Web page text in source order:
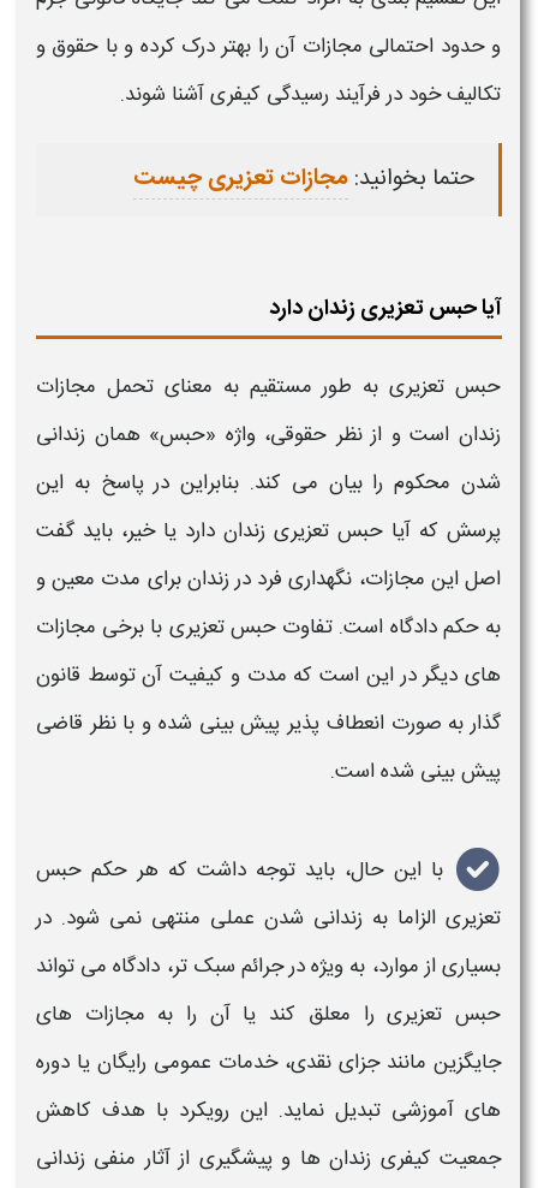
و حدود احتمالی مجازات آن را بهتر درک کرده و با حقوق و
تکالیف خود در فرآیند رسیدگی کیفری آشنا شوند.
حتما بخوانید:مجازات تعزیری چیست
آیا حبس تعزیری زندان دارد
حبس تعزیری به طور مستقیم به معنای تحمل مجازات
زندان است و از نظر حقوقی، واژه «حبس» همان زندانی
شدن محکوم را بیان می کند. بنابراین در پاسخ به این
پرسش که آیا حبس تعزیری زندان دارد یا خیر، باید گفت
اصل این مجازات، نگهداری فرد درزندانبرای مدت معین و
به حکم دادگاه است. تفاوت حبس تعزیری با برخی مجازات
های دیگر در این است که مدت و کیفیت آن توسط قانون
گذار به صورت انعطاف پذیر پیش بینی شده و با نظر قاضی
پیش بینی شده است.
با این حال، باید توجه داشت که هر حکم حبس
تعزیری الزاما به زندانی شدن عملی منتهی نمی شود. در
بسیاری از موارد، به ویژه در جرائم سبک تر، دادگاه می تواند
حبس تعزیری را معلق کند یا آن را به مجازات های
جایگزین مانند جزای نقدی، خدمات عمومی رایگان یا دوره
های آموزشی تبدیل نماید. این رویکرد با هدف کاهش
جمعیت کیفری زندان ها و پیشگیری از آثار منفی زندانی